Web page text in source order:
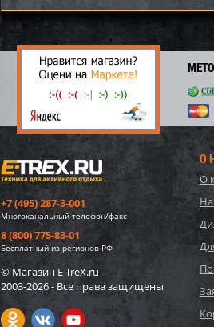
7
+7 (495) 287-3-001
Многоканальный телефон/факс
8 (800) 775-83-01
Бесплатный из регионов РФ
© Магазин E-TreX.ru
2003-2026 - Все права защищены
О
О